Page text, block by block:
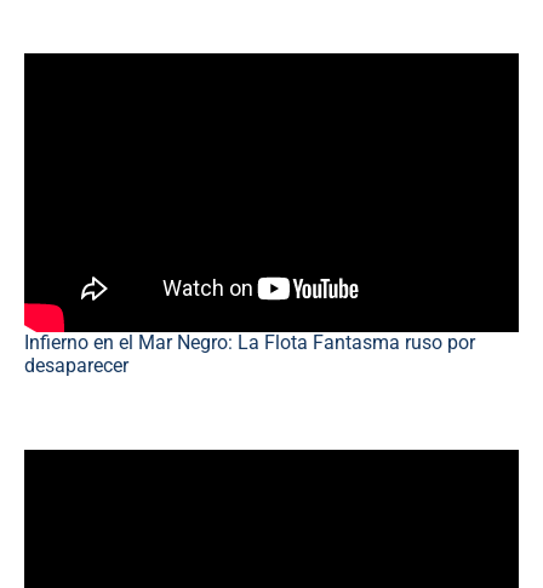
Infierno en el Mar Negro: La Flota Fantasma ruso por
desaparecer